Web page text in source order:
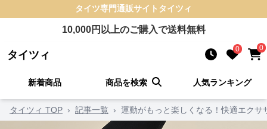
タイツ専門通販サイト タイツィ
10,000円以上のご購入で送料無料
タイツィ 0 0
新着商品 商品を検索 人気ランキング
タイツィ TOP › 記事一覧 › 運動がもっと楽しくなる！快適エク